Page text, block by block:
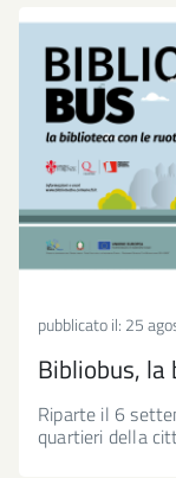
pubblicato il: 25
Bibliobus,
Riparte il 6
quartieri della